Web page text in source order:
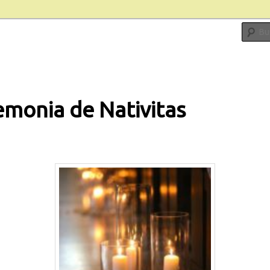
de Nativitas